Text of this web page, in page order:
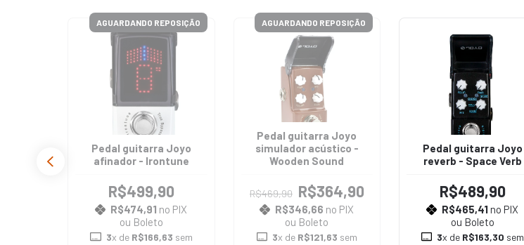
AGUARDANDO REPOSIÇÃO
Pedal guitarra Joyo
afinador - Irontune
R$499,90
R$474,91 no PIX
ou Boleto
3x de R$166,63 sem
AGUARDANDO REPOSIÇÃO
Pedal guitarra Joyo
simulador acústico -
Wooden Sound
R$469,90 R$364,90
R$346,66 no PIX
ou Boleto
3x de R$121,63 sem
Pedal guitarra Joyo
reverb - Space Verb
R$489,90
R$465,41no PIX
ou Boleto
3x de R$163,30 sem